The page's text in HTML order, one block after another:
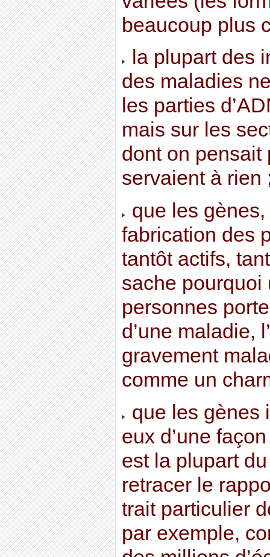
beaucoup plus
la plupart des
des maladies
les parties
mais sur les
dont on pensait
servaient à rien
que les
fabrication des
tantôt actifs,
sache pourquoi
personnes
d’une maladie,
gravement
comme un
que les gènes
eux d’une
est la plupart
retracer le
trait particulier
par exemple,